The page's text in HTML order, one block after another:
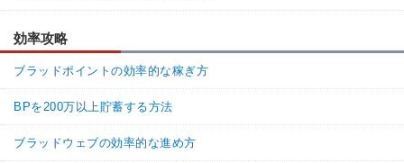
効率攻略
ブラッドポイントの効率的な稼ぎ方
BPを200万以上貯蓄する方法
ブラッドウェブの効率的な進め方